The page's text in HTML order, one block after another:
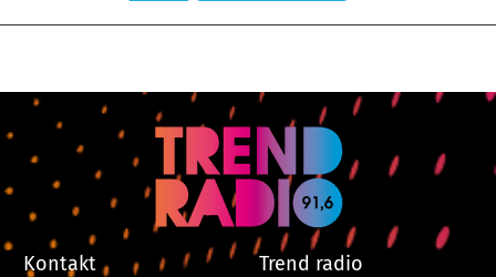
Kontakt Trend radio